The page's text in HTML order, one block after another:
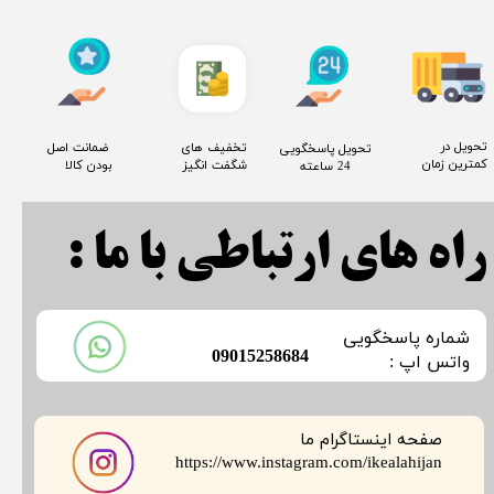
صفحه اینستاگرام ما
​​​​​​​https://www.instagram.com/ikealahijan
​شماره پاسخگویی
​​​​​واتس اپ :
​09015258684
راه های ارتباطی با ما :
​تحویل در
کمترین زمان
​تحویل پاسخگویی
24 ساعته
​تخفیف های
شگفت انگیز
​ ضمانت اصل
بودن کالا